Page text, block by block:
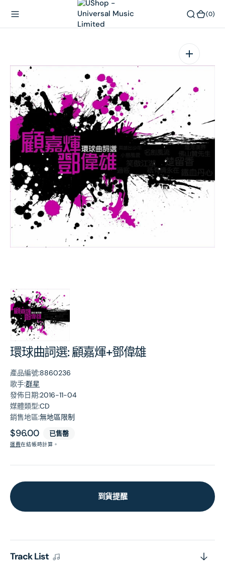
(0)
環球曲詞選: 顧嘉煇+鄧偉雄
產品編號:8860236
歌手:群星
發佈日期:2016-11-04
媒體類型:CD
銷售地區:無地區限制
原
價
$96.00 已售罄
運費在結帳時計算。
到貨提醒
Track List
在
相
簿
中
開
啟
1